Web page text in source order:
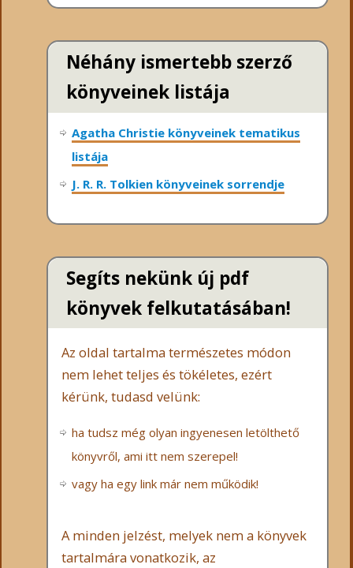
Néhány ismertebb szerző
könyveinek listája
Agatha Christie könyveinek tematikus
listája
J. R. R. Tolkien könyveinek sorrendje
Segíts nekünk új pdf
könyvek felkutatásában!
Az oldal tartalma természetes módon
nem lehet teljes és tökéletes, ezért
kérünk, tudasd velünk:
ha tudsz még olyan ingyenesen letölthető
könyvről, ami itt nem szerepel!
vagy ha egy link már nem működik!
A minden jelzést, melyek nem a könyvek
tartalmára vonatkozik, az